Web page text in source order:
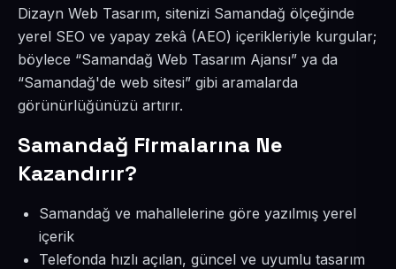
Dizayn Web Tasarım, sitenizi Samandağ ölçeğinde
yerel SEO ve yapay zekâ (AEO) içerikleriyle kurgular;
böylece “Samandağ Web Tasarım Ajansı” ya da
“Samandağ'de web sitesi” gibi aramalarda
görünürlüğünüzü artırır.
Samandağ Firmalarına Ne
Kazandırır?
Samandağ ve mahallelerine göre yazılmış yerel
içerik
Telefonda hızlı açılan, güncel ve uyumlu tasarım